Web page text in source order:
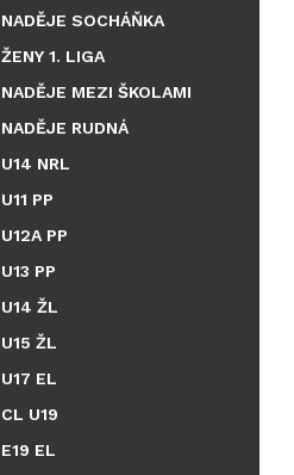
NADĚJE SOCHÁŇKA
ŽENY 1. LIGA
NADĚJE MEZI ŠKOLAMI
NADĚJE RUDNÁ
U14 NRL
U11 PP
U12A PP
U13 PP
U14 ŽL
U15 ŽL
U17 EL
CL U19
E19 EL